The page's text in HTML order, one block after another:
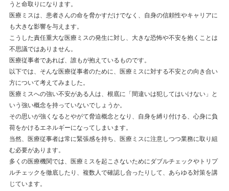
うと命取りになります。
医療ミスは、患者さんの命を脅かすだけでなく、自身の信頼性やキャリアに
も大きな影響を与えます。
こうした責任重大な医療ミスの発生に対し、大きな恐怖や不安を抱くことは
不思議ではありません。
医療従事者であれば、誰もが抱えているものです。
以下では、そんな医療従事者のために、医療ミスに対する不安との向き合い
方について考えてみました。
医療ミスへの強い不安がある人は、根底に「間違いは犯してはいけない」と
いう強い概念を持っていないでしょうか。
その思いが強くなるとやがて脅迫概念となり、自身を縛り付ける、心身に負
荷をかけるエネルギーになってしまいます。
当然、医療従事者は常に緊張感を持ち、医療ミスに注意しつつ業務に取り組
む必要があります。
多くの医療機関では、医療ミスを起こさないためにダブルチェックやトリプ
ルチェックを徹底したり、複数人で確認し合ったりして、あらゆる対策を講
じています。